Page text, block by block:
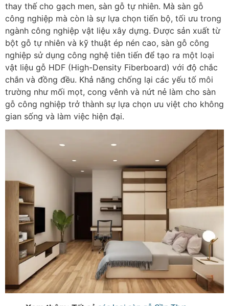
thay thế cho gạch men, sàn gỗ tự nhiên. Mà sàn gỗ
công nghiệp mà còn là sự lựa chọn tiến bộ, tối ưu trong
ngành công nghiệp vật liệu xây dựng. Được sản xuất từ
bột gỗ tự nhiên và kỹ thuật ép nén cao, sàn gỗ công
nghiệp sử dụng công nghệ tiên tiến để tạo ra một loại
vật liệu gỗ HDF (High-Density Fiberboard) với độ chắc
chắn và đồng đều. Khả năng chống lại các yếu tố môi
trường như mối mọt, cong vênh và nứt nẻ làm cho sàn
gỗ công nghiệp trở thành sự lựa chọn ưu việt cho không
gian sống và làm việc hiện đại.